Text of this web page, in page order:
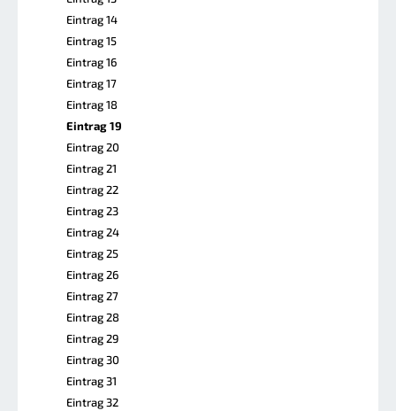
Eintrag 14
Eintrag 15
Eintrag 16
Eintrag 17
Eintrag 18
Eintrag 19
Eintrag 20
Eintrag 21
Eintrag 22
Eintrag 23
Eintrag 24
Eintrag 25
Eintrag 26
Eintrag 27
Eintrag 28
Eintrag 29
Eintrag 30
Eintrag 31
Eintrag 32